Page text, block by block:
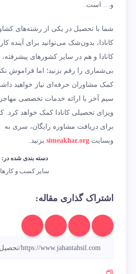
و… است.
شما با تحصیل در یکی از رشته‌های
کانادا، بدون‌شک می‌توانید برای آینده
کانادا و هم در سایر کشورهای
بی‌شماری را رقم بزنید؛ اما فراموش
کمک مشاوران حرفه‌ای نیاز خواهید
سیم آخر با ارائه خدمات تخصصی
ویزای تحصیلی کانادا کمک خواهد کرد.
برای دریافت مشاوره رایگان، سری به
وبسایت simeakhar.org بزنید.
دسته بندی شده در:
سایر کسب و کارها
اشتراک گذاری مقاله: